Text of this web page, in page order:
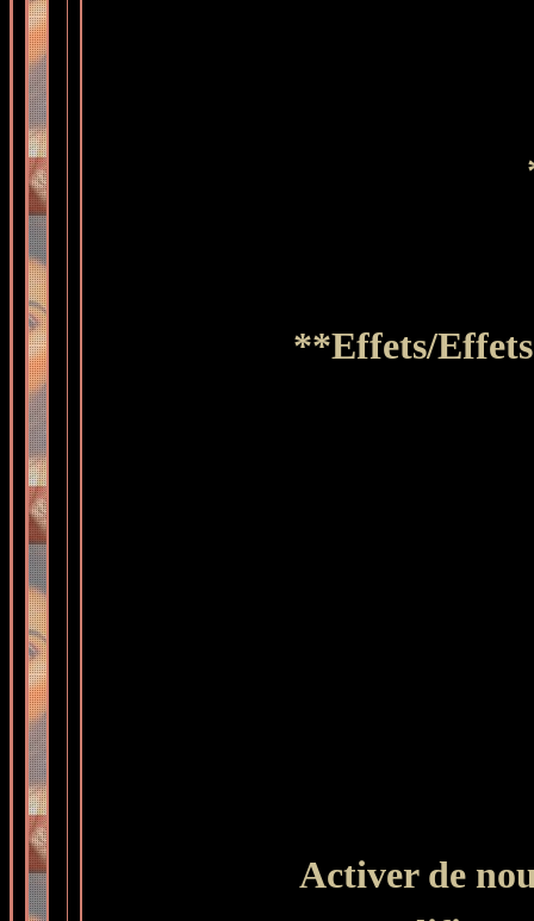
**Effets/Effets
Activer de